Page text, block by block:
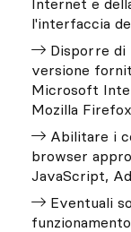
Internet e
l'interfaccia
Disporre di
versione
Microsoft
Mozilla
Abilitare i
browser
JavaScript,
Eventuali